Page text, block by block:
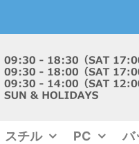
スチル PC バ